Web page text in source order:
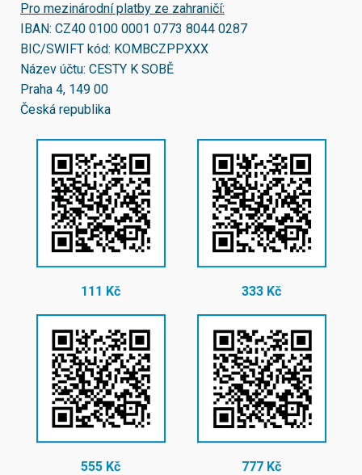
Pro mezinárodní platby ze zahraničí:
IBAN: CZ40 0100 0001 0773 8044 0287
BIC/SWIFT kód: KOMBCZPPXXX
Název účtu: CESTY K SOBĚ
Praha 4, 149 00
Česká republika
111 Kč 333 Kč
555 Kč 777 Kč